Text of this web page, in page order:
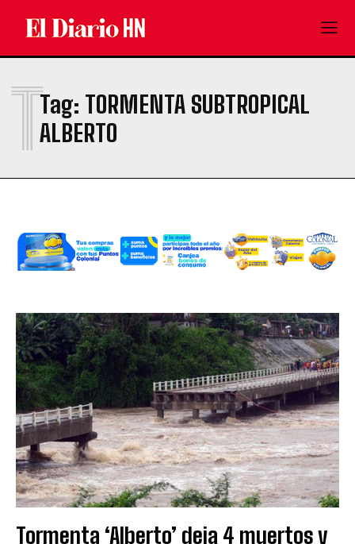
Tag: TORMENTA SUBTROPICAL
ALBERTO
T
Tormenta ‘Alberto’ deja 4 muertos y